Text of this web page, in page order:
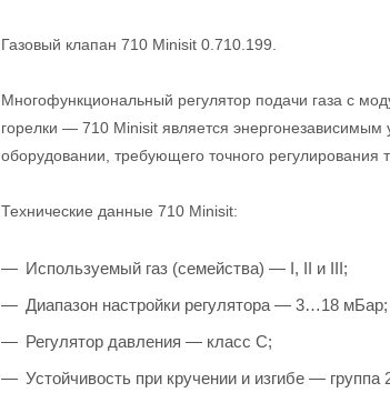
Газовый клапан 710 Minisit 0.710.199.
Многофункциональный регулятор подачи газа с
горелки — 710 Minisit является энергонезависимым
оборудовании, требующего точного
Технические данные 710 Minisit:
Используемый газ (семейства) — I, II и III;
Диапазон настройки регулятора — 3…18 мБар;
Регулятор давления — класс С;
Устойчивость при кручении и изгибе — группа